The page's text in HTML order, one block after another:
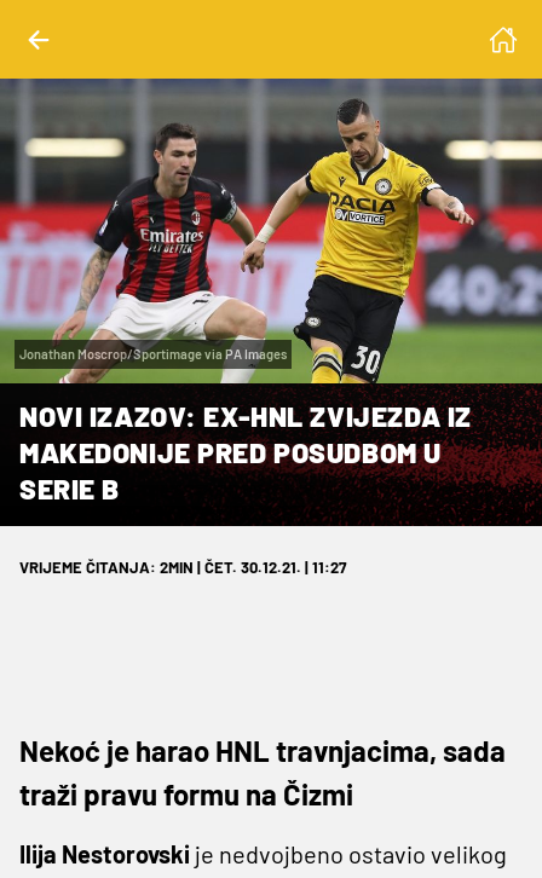
Jonathan Moscrop/Sportimage via PA Images
NOVI IZAZOV: EX-HNL ZVIJEZDA IZ
MAKEDONIJE PRED POSUDBOM U
SERIE B
VRIJEME ČITANJA: 2MIN | ČET. 30.12.21. | 11:27
Nekoć je harao HNL travnjacima, sada
traži pravu formu na Čizmi
Ilija Nestorovski je nedvojbeno ostavio velikog